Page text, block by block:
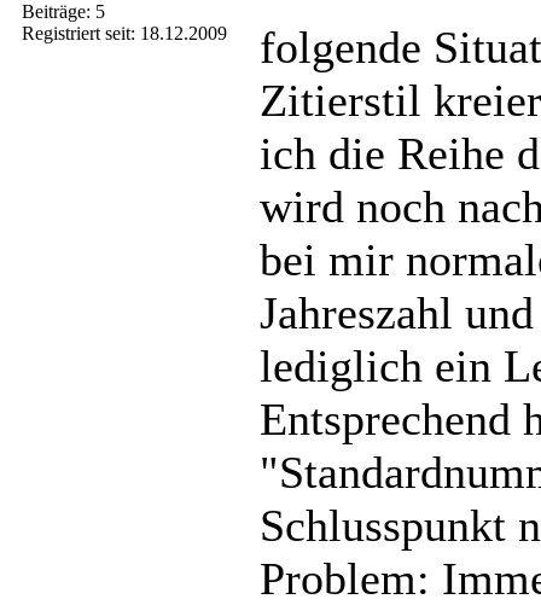
Beiträge: 5
Registriert seit: 18.12.2009
folgende
Zitierstil
ich die Reihe
wird noch
bei mir
Jahreszahl
lediglich ein
Entsprechend
Schlusspunkt
Problem: